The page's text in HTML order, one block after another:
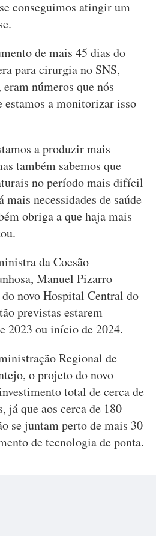
conseguimos atingir um
de mais 45 dias do
para cirurgia no SNS,
números que nós
estamos a monitorizar isso
a produzir mais
também sabemos que
no período mais difícil
mais necessidades de saúde
obriga a que haja mais
da Coesão
Manuel Pizarro
novo Hospital Central do
previstas estarem
2023 ou início de 2024.
Regional de
o projeto do novo
total de cerca de
já que aos cerca de 180
se juntam perto de mais 30
de tecnologia de ponta.